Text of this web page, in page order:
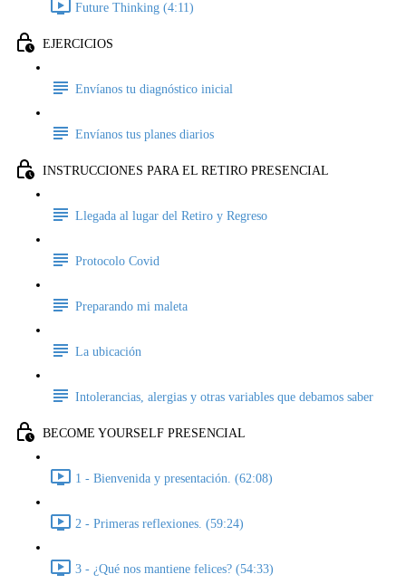
Future Thinking (4:11)
EJERCICIOS
Envíanos tu diagnóstico inicial
Envíanos tus planes diarios
INSTRUCCIONES PARA EL RETIRO PRESENCIAL
Llegada al lugar del Retiro y Regreso
Protocolo Covid
Preparando mi maleta
La ubicación
Intolerancias, alergias y otras variables que debamos saber
BECOME YOURSELF PRESENCIAL
1 - Bienvenida y presentación. (62:08)
2 - Primeras reflexiones. (59:24)
3 - ¿Qué nos mantiene felices? (54:33)